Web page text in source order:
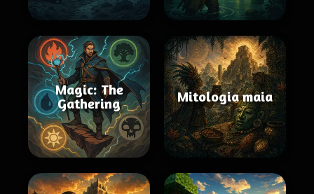
Magic: The
Gathering
Mitologia maia